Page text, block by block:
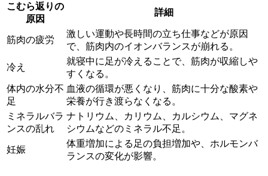
こむら返りの
原因
詳細
筋肉の疲労
激しい運動や長時間の立ち仕事などが原因
で、筋肉内のイオンバランスが崩れる。
冷え
就寝中に足が冷えることで、筋肉が収縮しや
すくなる。
体内の水分不
足
血液の循環が悪くなり、筋肉に十分な酸素や
栄養が行き渡らなくなる。
ミネラルバラ
ンスの乱れ
ナトリウム、カリウム、カルシウム、マグネ
シウムなどのミネラル不足。
妊娠
体重増加による足の負担増加や、ホルモンバ
ランスの変化が影響。